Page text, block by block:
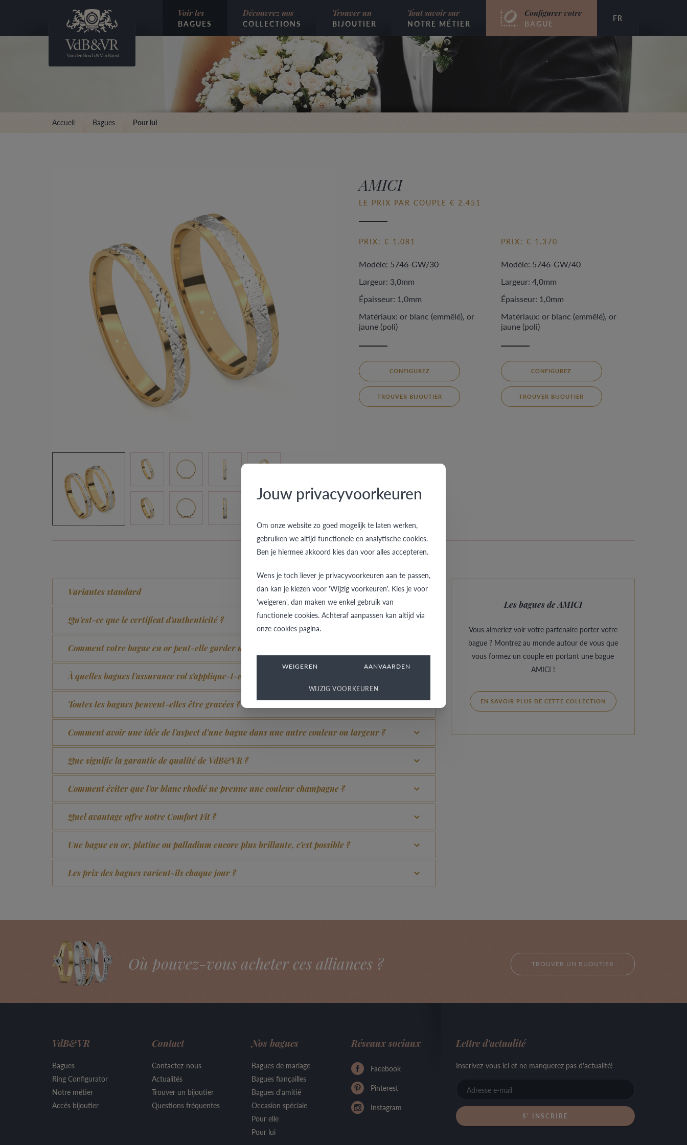
FR
Voir les
BAGUES
Découvrez nos
COLLECTIONS
Trouver un
BIJOUTIER
Tout savoir sur
NOTRE MÉTIER
Configurer votre
BAGUE
Accueil Bagues Pour lui
AMICI
LE PRIX PAR COUPLE € 2.451
PRIX: € 1.081
Modèle: 5746-GW/30
Largeur: 3,0mm
Épaisseur: 1,0mm
Matériaux: or blanc (emmêlé), or
jaune (poli)
CONFIGUREZ
TROUVER BIJOUTIER
PRIX: € 1.370
Modèle: 5746-GW/40
Largeur: 4,0mm
Épaisseur: 1,0mm
Matériaux: or blanc (emmêlé), or
jaune (poli)
CONFIGUREZ
TROUVER BIJOUTIER
Variantes standard
Qu’est-ce que le certificat d’authenticité ?
Comment votre bague en or peut-elle garder un aspect neuf ?
À quelles bagues l’assurance vol s’applique-t-elle ?
Toutes les bagues peuvent-elles être gravées ?
Comment avoir une idée de l’aspect d’une bague dans une autre couleur ou largeur ?
Que signifie la garantie de qualité de VdB&VR ?
Comment éviter que l’or blanc rhodié ne prenne une couleur champagne ?
Quel avantage offre notre Comfort Fit ?
Une bague en or, platine ou palladium encore plus brillante, c’est possible ?
Les prix des bagues varient-ils chaque jour ?
Les bagues de AMICI
Vous aimeriez voir votre partenaire porter votre
bague ? Montrez au monde autour de vous que
vous formez un couple en portant une bague
AMICI !
EN SAVOIR PLUS DE CETTE COLLECTION
Où pouvez-vous acheter ces alliances ? TROUVER UN BIJOUTIER
Jouw privacyvoorkeuren
Om onze website zo goed mogelijk te laten werken,
gebruiken we altijd functionele en analytische cookies.
Ben je hiermee akkoord kies dan voor alles accepteren.
Wens je toch liever je privacyvoorkeuren aan te passen,
dan kan je kiezen voor 'Wijzig voorkeuren'. Kies je voor
'weigeren', dan maken we enkel gebruik van
functionele cookies. Achteraf aanpassen kan altijd via
onze cookies pagina.
WEIGEREN AANVAARDEN
WIJZIG VOORKEUREN
VdB&VR
Bagues
Ring Configurator
Notre métier
Accès bijoutier
Contact
Contactez-nous
Actualités
Trouver un bijoutier
Questions fréquentes
Nos bagues
Bagues de mariage
Bagues fiançailles
Bagues d'amitié
Occasion spéciale
Pour elle
Pour lui
Réseaux sociaux
Facebook
Pinterest
Instagram
Lettre d'actualité
Inscrivez-vous ici et ne manquerez pas d'actualité!
mail